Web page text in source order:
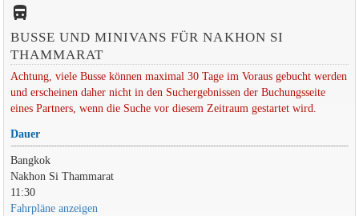
directions_bus_filled
BUSSE UND MINIVANS FÜR NAKHON SI
THAMMARAT
Achtung, viele Busse können maximal 30 Tage im Voraus gebucht werden
und erscheinen daher nicht in den Suchergebnissen der Buchungsseite
eines Partners, wenn die Suche vor diesem Zeitraum gestartet wird.
Dauer
Bangkok
Nakhon Si Thammarat
11:30
Fahrpläne anzeigen